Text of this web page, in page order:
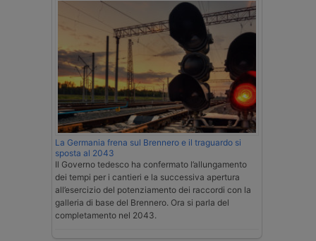
La Germania frena sul Brennero e il traguardo si
sposta al 2043
Il Governo tedesco ha confermato l’allungamento
dei tempi per i cantieri e la successiva apertura
all’esercizio del potenziamento dei raccordi con la
galleria di base del Brennero. Ora si parla del
completamento nel 2043.